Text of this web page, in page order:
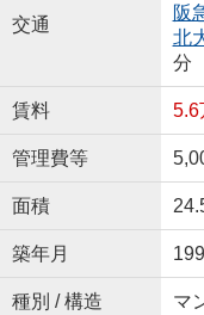
交通
阪
北
分
賃料 5.6
管理費等
面積
築年月
種別 / 構造 マ